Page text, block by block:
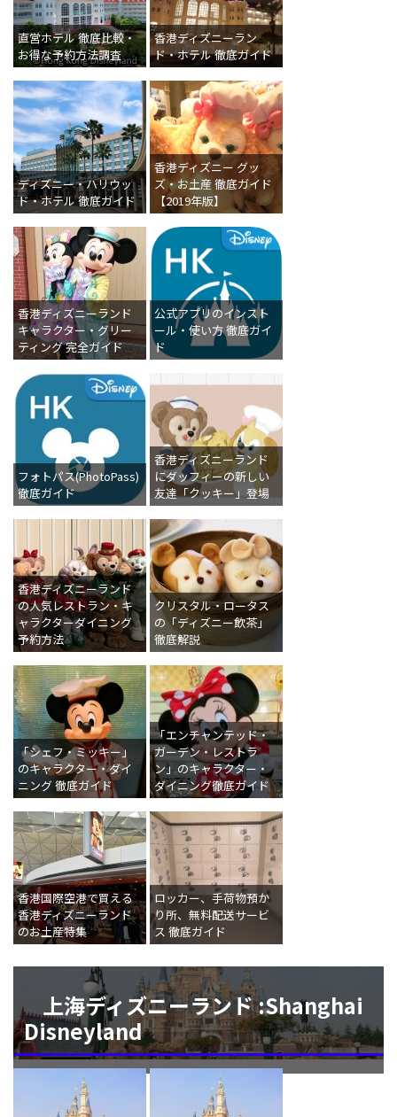
直営ホテル 徹底比較・
お得な予約方法調査
香港ディズニーラン
ド・ホテル 徹底ガイド
ディズニー・ハリウッ
ド・ホテル 徹底ガイド
香港ディズニー グッ
ズ・お土産 徹底ガイド
【2019年版】
香港ディズニーランド
キャラクター・グリー
ティング 完全ガイド
公式アプリのインスト
ール・使い方 徹底ガイ
ド
フォトパス(PhotoPass)
徹底ガイド
香港ディズニーランド
にダッフィーの新しい
友達「クッキー」登場
香港ディズニーランド
の人気レストラン・キ
ャラクターダイニング
予約方法
クリスタル・ロータス
の「ディズニー飲茶」
徹底解説
「シェフ・ミッキー」
のキャラクター・ダイ
ニング 徹底ガイド
「エンチャンテッド・
ガーデン・レストラ
ン」のキャラクター・
ダイニング徹底ガイド
香港国際空港で買える
香港ディズニーランド
のお土産特集
ロッカー、手荷物預か
り所、無料配送サービ
ス 徹底ガイド
上海ディズニーランド :Shanghai
Disneyland